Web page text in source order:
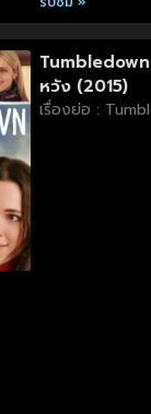
หวัง (2015)
เรื่องย่อ :